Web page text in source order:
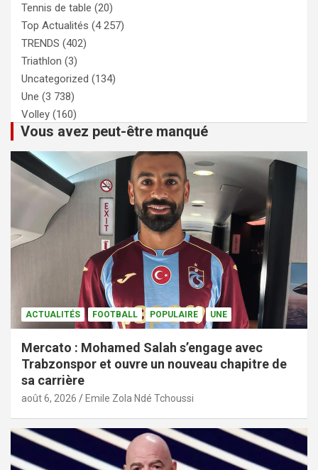
Tennis de table (20)
Top Actualités (4 257)
TRENDS (402)
Triathlon (3)
Uncategorized (134)
Une (3 738)
Volley (160)
Vous avez peut-être manqué
ACTUALITÉS FOOTBALL POPULAIRE UNE
Mercato : Mohamed Salah s’engage avec
Trabzonspor et ouvre un nouveau chapitre de
sa carrière
août 6, 2026 Emile Zola Ndé Tchoussi